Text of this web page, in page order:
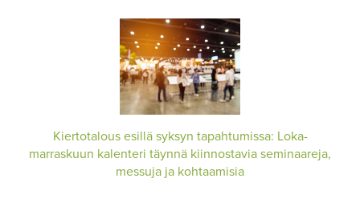
Kiertotalous esillä syksyn tapahtumissa: Loka-
marraskuun kalenteri täynnä kiinnostavia seminaareja,
messuja ja kohtaamisia